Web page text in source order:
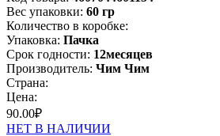
Вес упаковки: 60 гр
Количество в коробке:
Упаковка: Пачка
Срок годности: 12месяцев
Производитель: Чим Чим
Страна:
Цена:
90.00₽
НЕТ В НАЛИЧИИ